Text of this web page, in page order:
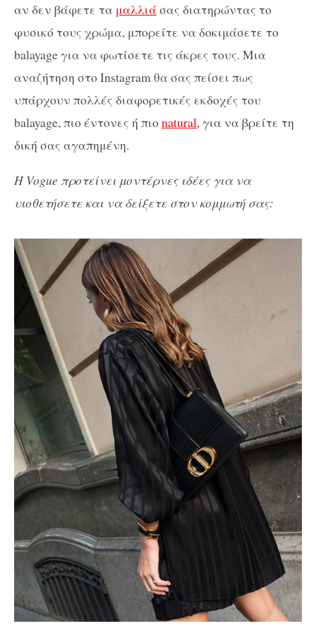
αν δεν βάφετε τα μαλλιάσας διατηρώντας το
φυσικό τους χρώμα, μπορείτε να δοκιμάσετε το
balayage για να φωτίσετε τις άκρες τους. Μια
αναζήτηση στο Instagram θα σας πείσει πως
υπάρχουν πολλές διαφορετικές εκδοχές του
balayage, πιο έντονες ή πιοnatural, για να βρείτε τη
δική σας αγαπημένη.
Η Vogue προτείνει μοντέρνες ιδέες για να
υιοθετήσετε και να δείξετε στον κομμωτή σας: